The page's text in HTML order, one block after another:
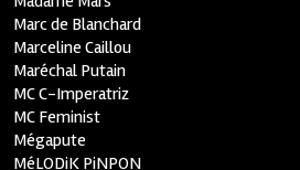
Marc de Blanchard
Marceline Caillou
Maréchal Putain
MC C-Imperatriz
MC Feminist
Mégapute
MéLODiK PiNPON